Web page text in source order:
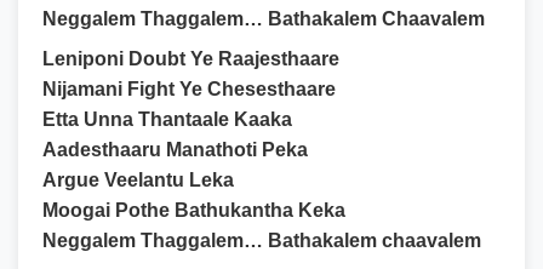
Neggalem Thaggalem… Bathakalem Chaavalem
Leniponi Doubt Ye Raajesthaare
Nijamani Fight Ye Chesesthaare
Etta Unna Thantaale Kaaka
Aadesthaaru Manathoti Peka
Argue Veelantu Leka
Moogai Pothe Bathukantha Keka
Neggalem Thaggalem… Bathakalem chaavalem